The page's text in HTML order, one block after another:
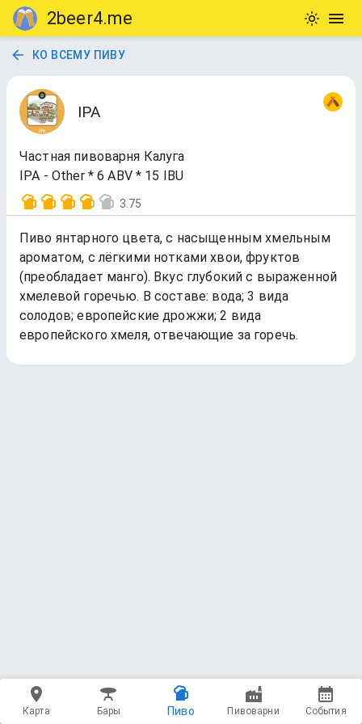
2beer4.me
КО ВСЕМУ ПИВУ
IPA
Частная пивоварня Калуга
IPA - Other * 6 ABV * 15 IBU
3.75
Пиво янтарного цвета, с насыщенным хмельным
ароматом, с лёгкими нотками хвои, фруктов
(преобладает манго). Вкус глубокий с выраженной
хмелевой горечью. В составе: вода; 3 вида
солодов; европейские дрожжи; 2 вида
европейского хмеля, отвечающие за горечь.
Карта Бары Пиво Пивоварни События